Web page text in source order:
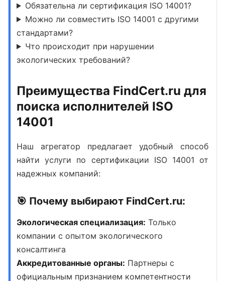
Обязательна ли сертификация ISO 14001?
Можно ли совместить ISO 14001 с другими
стандартами?
Что происходит при нарушении
экологических требований?
Преимущества FindCert.ru для
поиска исполнителей ISO
14001
Наш агрегатор предлагает удобный способ
найтиуслуги по сертификации ISO 14001 от
надежных компаний:
🎯 Почему выбирают FindCert.ru:
Экологическая специализация: Только
компании с опытом экологического
консалтинга
Аккредитованные органы: Партнеры с
официальным признанием компетентности